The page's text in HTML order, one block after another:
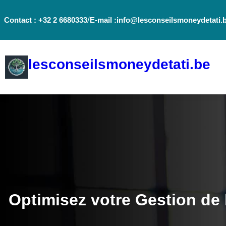
auContact : +32 2 6680333/E-mail
lesconseilsmoneydetati.be
Optimisez votre Gestion